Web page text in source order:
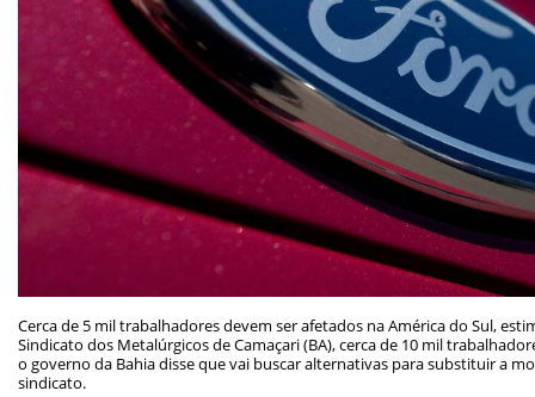
Cerca de 5 mil trabalhadores devem ser afetados na América do Sul,
Sindicato dos Metalúrgicos de Camaçari (BA), cerca de 10 mil
o governo da Bahia disse que vai buscar alternativas para substituir a
sindicato.